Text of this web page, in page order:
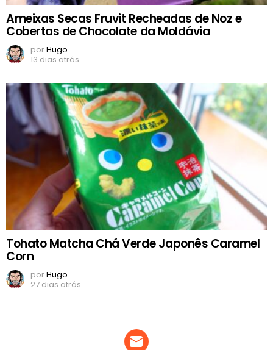
Ameixas Secas Fruvit Recheadas de Noz e
Cobertas de Chocolate da Moldávia
porHugo
13 dias atrás
Tohato Matcha Chá Verde Japonês Caramel
Corn
porHugo
27 dias atrás